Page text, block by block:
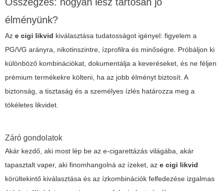
élményünk?
Az e cigi likvid kiválasztása tudatosságot igényel: figyelem a
PG/VG arányra, nikotinszintre, ízprofilra és minőségre. Próbáljon ki
különböző kombinációkat, dokumentálja a keveréseket, és ne féljen
prémium termékekre költeni, ha az jobb élményt biztosít. A
biztonság, a tisztaság és a személyes ízlés határozza meg a
tökéletes likvidet.
Záró gondolatok
Akár kezdő, aki most lép be az e-cigarettázás világába, akár
tapasztalt vaper, aki finomhangolná az ízeket, az e cigi likvid
körültekintő kiválasztása és az ízkombinációk felfedezése izgalmas